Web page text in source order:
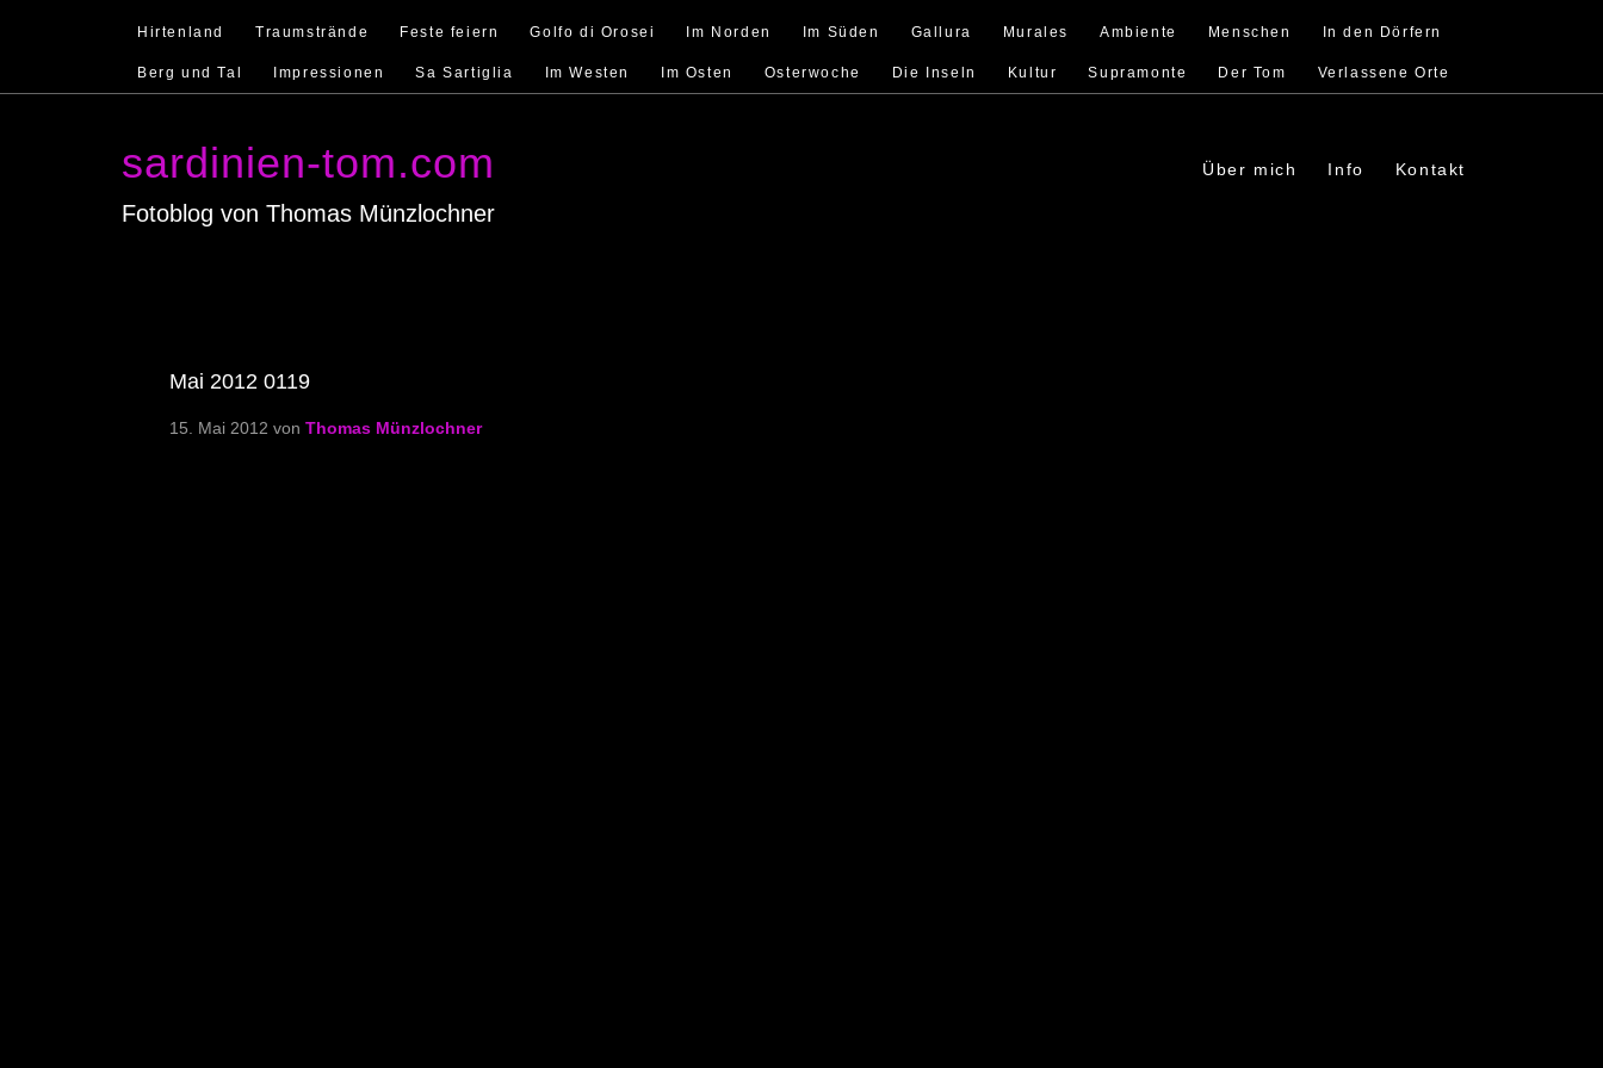
Hirtenland Traumstrände Feste feiern Golfo di Orosei Im Norden Im Süden Gallura Murales Ambiente Menschen In den Dörfern
Berg und Tal Impressionen Sa Sartiglia Im Westen Im Osten Osterwoche Die Inseln Kultur Supramonte Der Tom Verlassene Orte
sardinien-tom.com
Fotoblog von Thomas Münzlochner
Über mich Info Kontakt
Mai 2012 0119
15. Mai 2012 von Thomas Münzlochner